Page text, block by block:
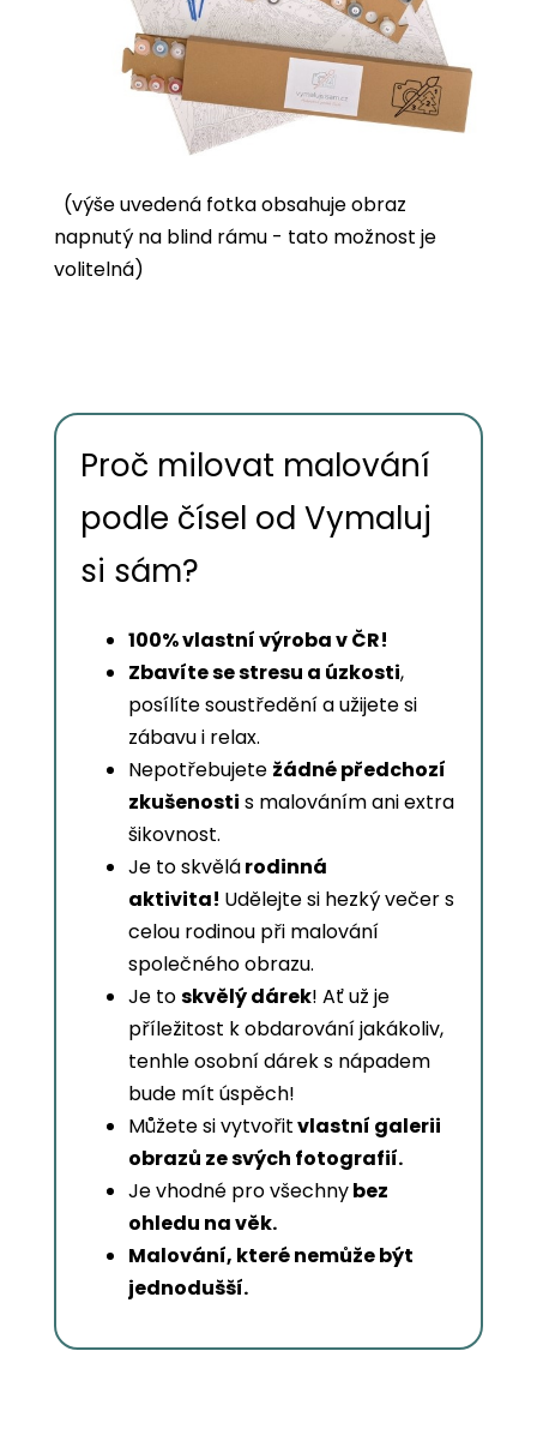
(výše uvedená fotka obsahuje obraz
napnutý na blind rámu - tato možnost je
volitelná)
Proč milovat malování
podle čísel od Vymaluj
si sám?
100% vlastní výroba v ČR!
Zbavíte se stresu a úzkosti,
posílíte soustředění a užijete si
zábavu i relax.
Nepotřebujete žádné předchozí
zkušenosti s malováním ani extra
šikovnost.
Je to skvělárodinná
aktivita! Udělejte si hezký večer s
celou rodinou při malování
společného obrazu.
Je toskvělý dárek! Ať už je
příležitost k obdarování jakákoliv,
tenhle osobní dárek s nápadem
bude mít úspěch!
Můžete si vytvořitvlastní galerii
obrazů ze svých fotografií.
Je vhodné pro všechnybez
ohledu na věk.
Malování, které nemůže být
jednodušší.